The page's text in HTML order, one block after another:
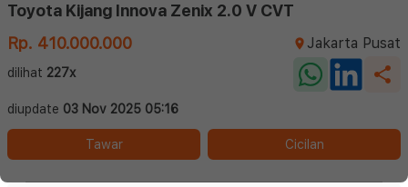
Toyota Kijang Innova Zenix 2.0 V CVT
Rp. 410.000.000
Jakarta Pusat
dilihat 227x
diupdate 03 Nov 2025 05:16
Tawar Cicilan